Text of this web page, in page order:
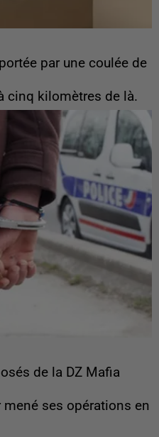
par une coulée de
cinq kilomètres de là.
de la DZ Mafia
mené ses opérations en